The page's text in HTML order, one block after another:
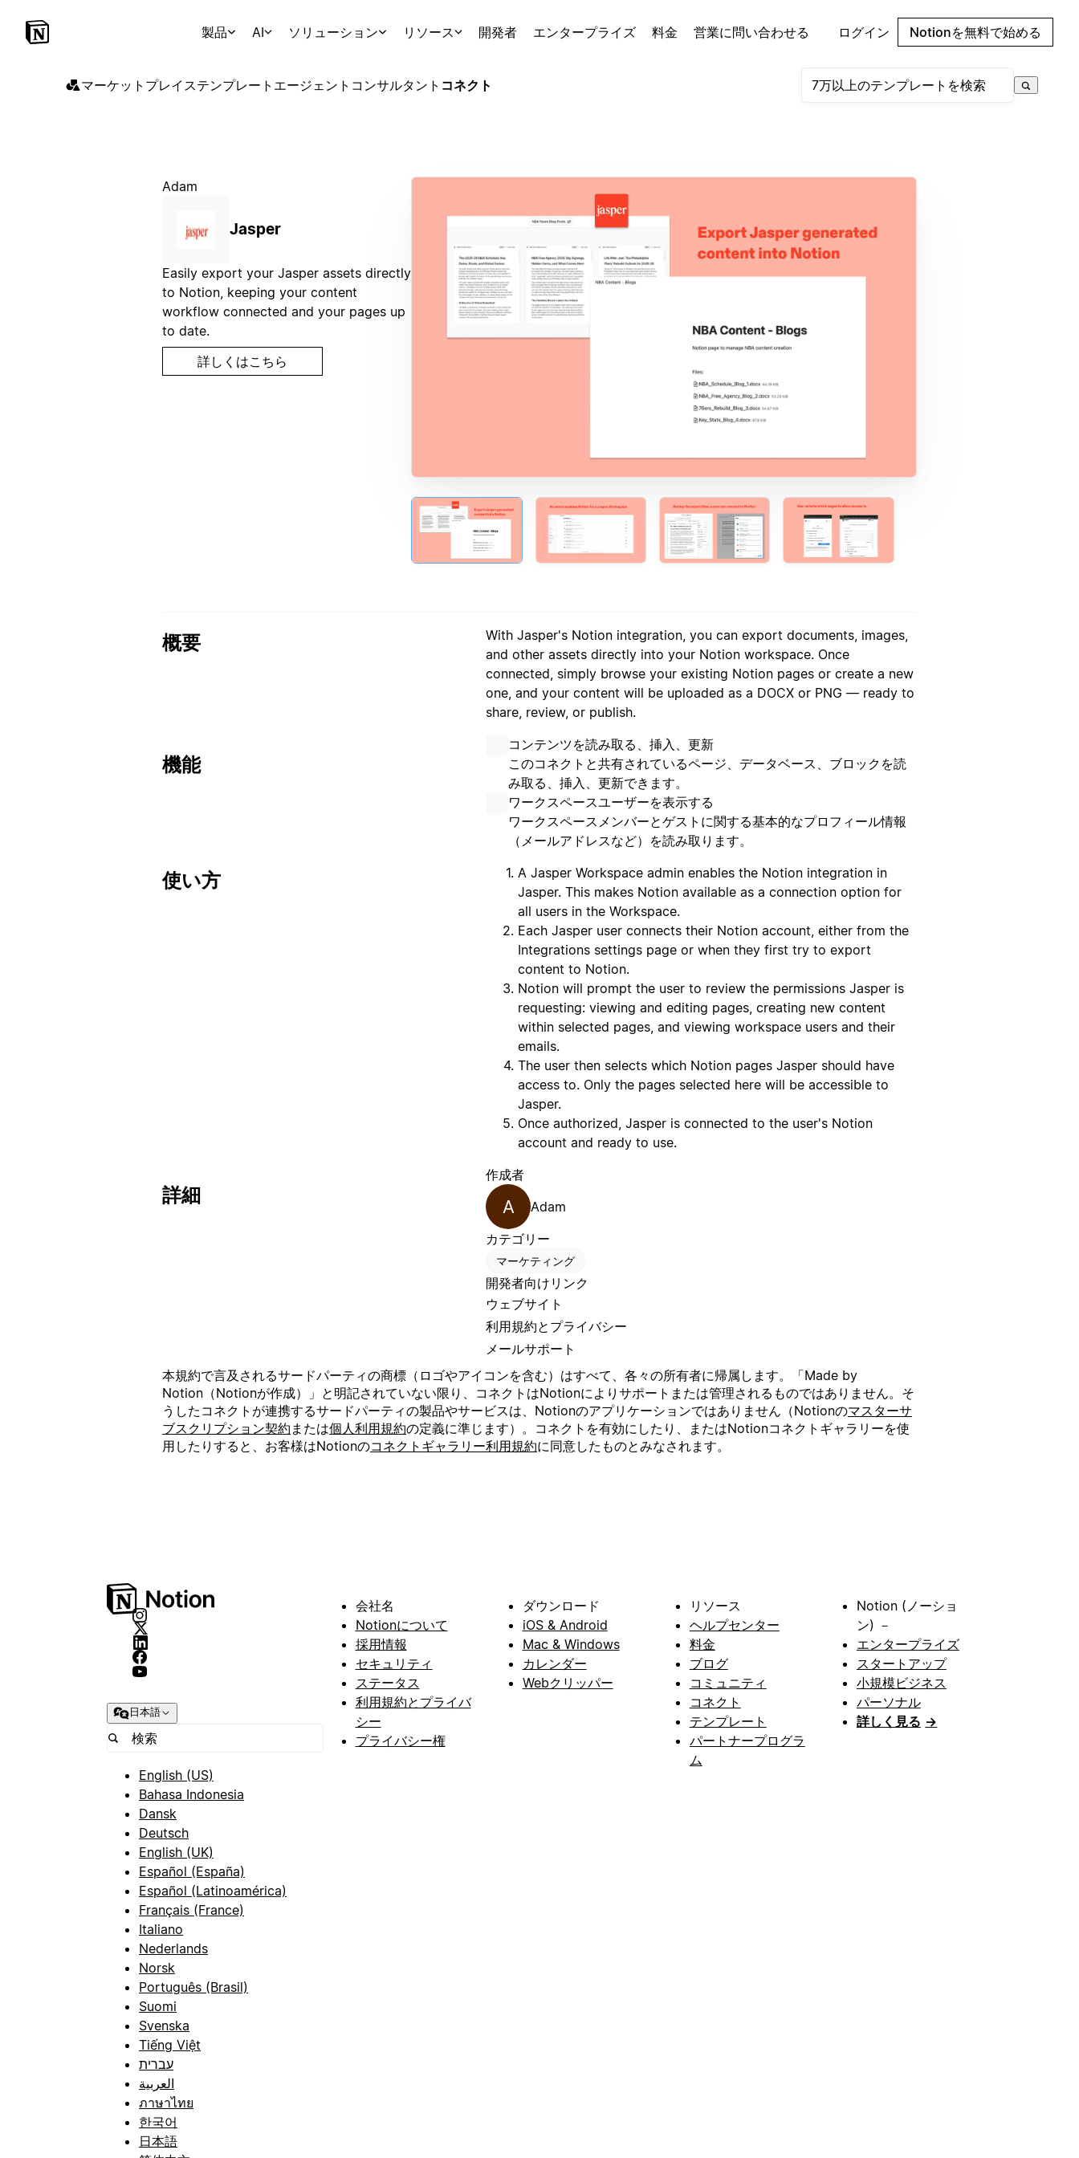
製品 AI ソリューション リソース 開発者 エンタープライズ 料金 営業に問い合わせる ログイン Notionを無料で始める
マーケットプレイステンプレート エージェント コンサルタント コネクト
Adam
Jasper
Easily export your Jasper assets directly
to Notion, keeping your content
workflow connected and your pages up
to date.
詳しくはこちら
概要
With Jasper's Notion integration, you can export documents, images,
and other assets directly into your Notion workspace. Once
connected, simply browse your existing Notion pages or create a new
one, and your content will be uploaded as a DOCX or PNG — ready to
share, review, or publish.
機能
コンテンツを読み取る、挿入、更新
このコネクトと共有されているページ、データベース、ブロックを読
み取る、挿入、更新できます。
ワークスペースユーザーを表示する
ワークスペースメンバーとゲストに関する基本的なプロフィール情報
（メールアドレスなど）を読み取ります。
使い方
A Jasper Workspace admin enables the Notion integration in
Jasper. This makes Notion available as a connection option for
all users in the Workspace.
Each Jasper user connects their Notion account, either from the
Integrations settings page or when they first try to export
content to Notion.
Notion will prompt the user to review the permissions Jasper is
requesting: viewing and editing pages, creating new content
within selected pages, and viewing workspace users and their
emails.
The user then selects which Notion pages Jasper should have
access to. Only the pages selected here will be accessible to
Jasper.
Once authorized, Jasper is connected to the user's Notion
account and ready to use.
詳細
作成者
A
Adam
カテゴリー
マーケティング
開発者向けリンク
ウェブサイト
利用規約とプライバシー
メールサポート
本規約で言及されるサードパーティの商標（ロゴやアイコンを含む）はすべて、各々の所有者に帰属します。「Made by
Notion（Notionが作成）」と明記されていない限り、コネクトはNotionによりサポートまたは管理されるものではありません。そ
うしたコネクトが連携するサードパーティの製品やサービスは、Notionのアプリケーションではありません（Notionのマスターサ
ブスクリプション契約 または個人利用規約の定義に準じます）。コネクトを有効にしたり、またはNotionコネクトギャラリーを使
用したりすると、お客様はNotionのコネクトギャラリー利用規約に同意したものとみなされます。
日本語
English (US)
Bahasa Indonesia
Dansk
Deutsch
English (UK)
Español (España)
Español (Latinoamérica)
Français (France)
Italiano
Nederlands
Norsk
Português (Brasil)
Suomi
Svenska
Tiếng Việt
עברית
العربية
ภาษาไทย
한국어
日本語
会社名
Notionについて
採用情報
セキュリティ
ステータス
利用規約とプライバ
シー
プライバシー権
ダウンロード
iOS & Android
Mac & Windows
カレンダー
Webクリッパー
リソース
ヘルプセンター
料金
ブログ
コミュニティ
コネクト
テンプレート
パートナープログラ
ム
Notion (ノーショ
ン) －
エンタープライズ
スタートアップ
小規模ビジネス
パーソナル
詳しく見る →